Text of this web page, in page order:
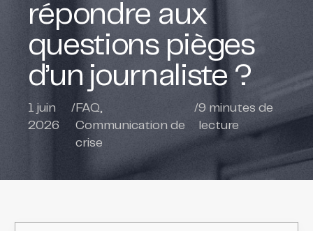
répondre aux
questions pièges
d’un journaliste ?
1 juin
2026
/FAQ,
Communication de
crise
/9 minutes de
lecture